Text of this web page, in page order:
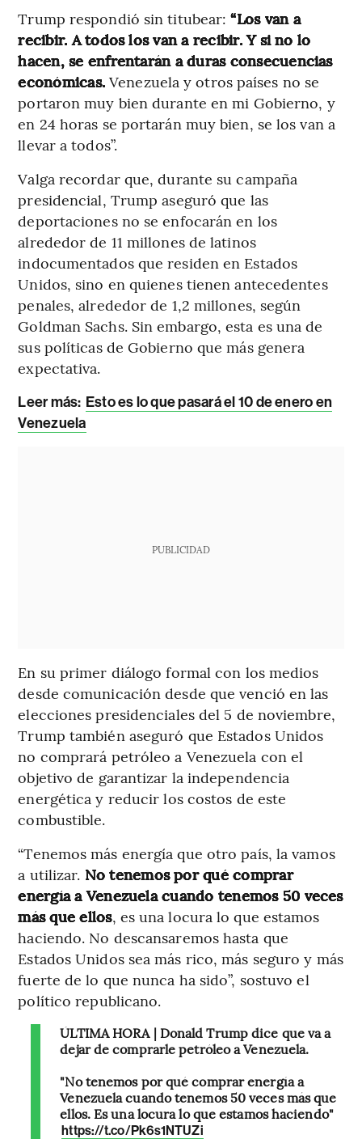
Trump respondió sin titubear:“Los van a
recibir. A todos los van a recibir. Y si no lo
hacen, se enfrentarán a duras consecuencias
económicas. Venezuela y otros países no se
portaron muy bien durante en mi Gobierno, y
en 24 horas se portarán muy bien, se los van a
llevar a todos”.
Valga recordar que, durante su campaña
presidencial, Trump aseguró que las
deportaciones no se enfocarán en los
alrededor de 11 millones de latinos
indocumentados que residen en Estados
Unidos, sino en quienes tienen antecedentes
penales, alrededor de 1,2 millones, según
Goldman Sachs. Sin embargo, esta es una de
sus políticas de Gobierno que más genera
expectativa.
Leer más: Esto es lo que pasará el 10 de enero en
Venezuela
PUBLICIDAD
En su primer diálogo formal con los medios
desde comunicación desde que venció en las
elecciones presidenciales del 5 de noviembre,
Trump también aseguró que Estados Unidos
no comprará petróleo a Venezuela con el
objetivo de garantizar la independencia
energética y reducir los costos de este
combustible.
“Tenemos más energía que otro país, la vamos
a utilizar. No tenemos por qué comprar
energía a Venezuela cuando tenemos 50 veces
más que ellos, es una locura lo que estamos
haciendo. No descansaremos hasta que
Estados Unidos sea más rico, más seguro y más
fuerte de lo que nunca ha sido”, sostuvo el
político republicano.
ÚLTIMA HORA | Donald Trump dice que va a
dejar de comprarle petróleo a Venezuela.
"No tenemos por qué comprar energía a
Venezuela cuando tenemos 50 veces más que
ellos. Es una locura lo que estamos haciendo"
https://t.co/Pk6s1NTUZi